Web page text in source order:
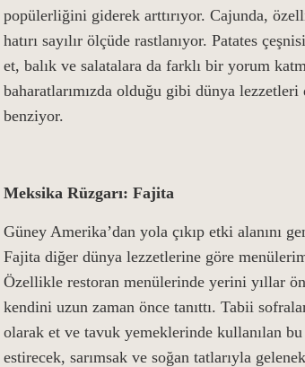
popülerliğini giderek arttırıyor. Cajunda,
hatırı sayılır ölçüde rastlanıyor. Patates
et, balık ve salatalara da farklı bir yorum
baharatlarımızda olduğu gibi dünya
benziyor.
Meksika Rüzgarı: Fajita
Güney Amerika’dan yola çıkıp etki alanını
Fajita diğer dünya lezzetlerine göre
Özellikle restoran menülerinde yerini yıllar
kendini uzun zaman önce tanıttı. Tabii
olarak et ve tavuk yemeklerinde kullanılan bu
estirecek, sarımsak ve soğan tatlarıyla